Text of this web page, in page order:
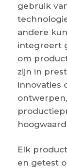
gebruik
andere
integreert
om
zijn in
innovaties
Elk
en getest